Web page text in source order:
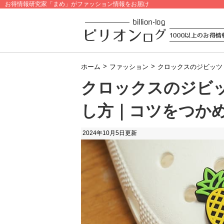
お得情報研究家「まめ」がファッション情報をお届け
ホーム > ファッション > クロックスのジビッ
クロックスのジビ
し方｜コツをつか
2024年10月5日 更新